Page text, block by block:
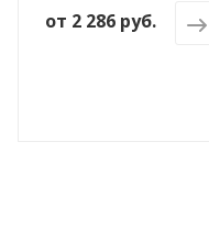
от 2 286 руб.